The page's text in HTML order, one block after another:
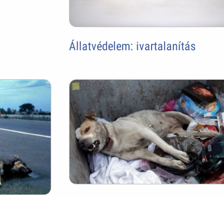
Állatvédelem: ivartalanítás